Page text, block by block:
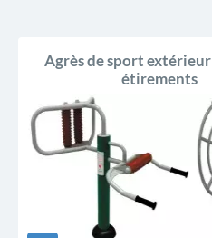
Agrès de sport extérieur
étirements